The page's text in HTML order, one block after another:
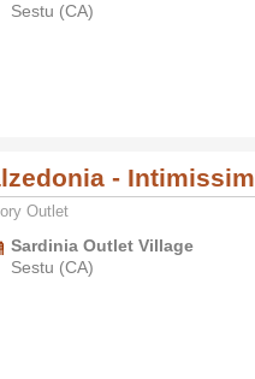
Sestu (CA)
-
Outlet
Sardinia Outlet Village
Sestu (CA)